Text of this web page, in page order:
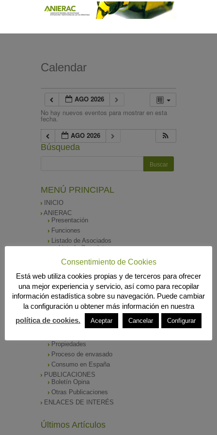
Calendar
AGO 2026
No hay nuevos eventos para mostrar en esta
fecha.
AGO 2026
Búsqueda
MENÚ PRINCIPAL
INICIO
ANIERAC
Presentación
Funciones
Listado de Asociados
Listado Completo
Como asociarse
SALA DE PRENSA
Notas de Prensa
Archivos Corporativos
GALERÍA DE IMÁGENES
CONTACTO
ENVASADO DE ACEITE
Propiedades
Proceso de envasado
Consumo en España
PUBLICACIONES
Boletín Opina
Otras Publicaciones
ENLACES DE INTERÉS
Últimos Artículos
Consentimiento de Cookies
Está web utiliza cookies propias y de terceros para ofrecer
una mejor experiencia y servicio, así como para recopilar
información estadística sobre su navegación. Puede cambiar
la configuración u obtener más información en nuestra
política de cookies.
Aceptar Cancelar Configurar